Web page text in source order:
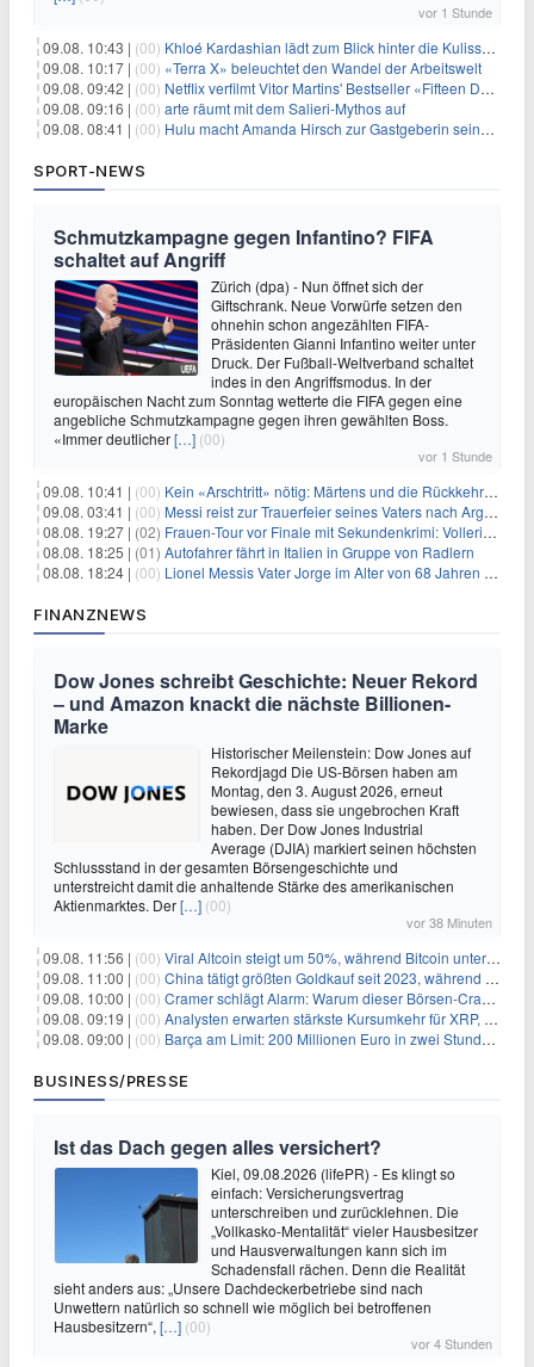
vor 1 Stunde
09.08. 10:43 | (00) Khloé Kardashian lädt zum Blick hinter die Kulissen ihres Freundeskreises
09.08. 10:17 | (00) «Terra X» beleuchtet den Wandel der Arbeitswelt
09.08. 09:42 | (00) Netflix verfilmt Vitor Martins' Bestseller «Fifteen Days»
09.08. 09:16 | (00) arte räumt mit dem Salieri-Mythos auf
09.08. 08:41 | (00) Hulu macht Amanda Hirsch zur Gastgeberin seines Reality-Podcasts
SPORT-NEWS
Schmutzkampagne gegen Infantino? FIFA
schaltet auf Angriff
Zürich (dpa) - Nun öffnet sich der
Giftschrank. Neue Vorwürfe setzen den
ohnehin schon angezählten FIFA-
Präsidenten Gianni Infantino weiter unter
Druck. Der Fußball-Weltverband schaltet
indes in den Angriffsmodus. In der
europäischen Nacht zum Sonntag wetterte die FIFA gegen eine
angebliche Schmutzkampagne gegen ihren gewählten Boss.
«Immer deutlicher[…] (00)
vor 1 Stunde
09.08. 10:41 | (00) Kein «Arschtritt» nötig: Märtens und die Rückkehr nach Paris
09.08. 03:41 | (00) Messi reist zur Trauerfeier seines Vaters nach Argentinien
08.08. 19:27 | (02) Frauen-Tour vor Finale mit Sekundenkrimi: Vollering in Gelb
08.08. 18:25 | (01) Autofahrer fährt in Italien in Gruppe von Radlern
08.08. 18:24 | (00) Lionel Messis Vater Jorge im Alter von 68 Jahren gestorben
FINANZNEWS
Dow Jones schreibt Geschichte: Neuer Rekord
– und Amazon knackt die nächste Billionen-
Marke
Historischer Meilenstein: Dow Jones auf
Rekordjagd Die US-Börsen haben am
Montag, den 3. August 2026, erneut
bewiesen, dass sie ungebrochen Kraft
haben. Der Dow Jones Industrial
Average (DJIA) markiert seinen höchsten
Schlussstand in der gesamten Börsengeschichte und
unterstreicht damit die anhaltende Stärke des amerikanischen
Aktienmarktes. Der[…] (00)
vor 38 Minuten
09.08. 11:56 | (00) Viral Altcoin steigt um 50%, während Bitcoin unter $65.000 fällt
09.08. 11:00 | (00) China tätigt größten Goldkauf seit 2023, während Goldpreis um 8% steigt
09.08. 10:00 | (00) Cramer schlägt Alarm: Warum dieser Börsen-Crash die beste Einstiegschance seit Monaten ist
09.08. 09:19 | (00) Analysten erwarten stärkste Kursumkehr für XRP, während Polymarket skeptisch bleibt
09.08. 09:00 | (00) Barça am Limit: 200 Millionen Euro in zwei Stunden – warum dieser Schuldentrip hochgefährlich wird
BUSINESS/PRESSE
Ist das Dach gegen alles versichert?
Kiel, 09.08.2026 (lifePR) - Es klingt so
einfach: Versicherungsvertrag
unterschreiben und zurücklehnen. Die
„Vollkasko-Mentalität“ vieler Hausbesitzer
und Hausverwaltungen kann sich im
Schadensfall rächen. Denn die Realität
sieht anders aus: „Unsere Dachdeckerbetriebe sind nach
Unwettern natürlich so schnell wie möglich bei betroffenen
Hausbesitzern“, […] (00)
vor 4 Stunden